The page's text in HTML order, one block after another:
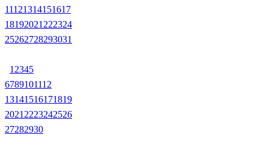
11121314151617
18192021 222324
25262728293031
1 2345
6789101112
13141516171819
2021 2223242526
27282930